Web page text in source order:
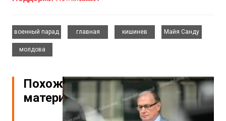
военный парад
главная
кишинев
Майя Санду
молдова
Похожие
материалы